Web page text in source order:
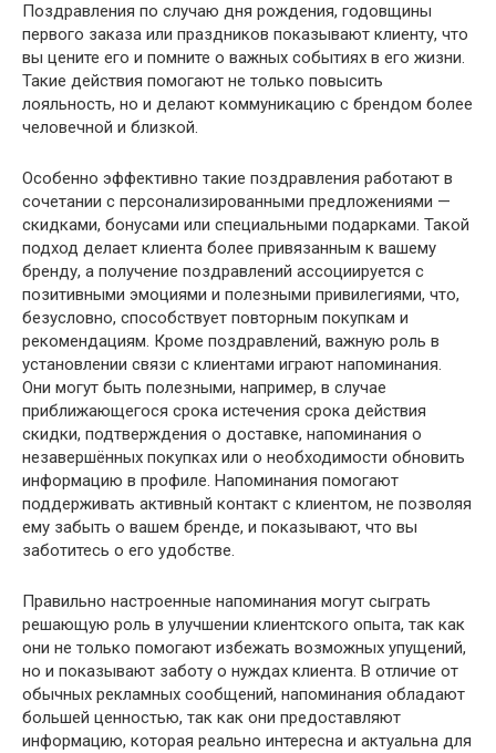
Поздравления по случаю дня рождения, годовщины
первого заказа или праздников показывают клиенту, что
вы цените его и помните о важных событиях в его жизни.
Такие действия помогают не только повысить
лояльность, но и делают коммуникацию с брендом более
человечной и близкой.
Особенно эффективно такие поздравления работают в
сочетании с персонализированными предложениями —
скидками, бонусами или специальными подарками. Такой
подход делает клиента более привязанным к вашему
бренду, а получение поздравлений ассоциируется с
позитивными эмоциями и полезными привилегиями, что,
безусловно, способствует повторным покупкам и
рекомендациям. Кроме поздравлений, важную роль в
установлении связи с клиентами играют напоминания.
Они могут быть полезными, например, в случае
приближающегося срока истечения срока действия
скидки, подтверждения о доставке, напоминания о
незавершённых покупках или о необходимости обновить
информацию в профиле. Напоминания помогают
поддерживать активный контакт с клиентом, не позволяя
ему забыть о вашем бренде, и показывают, что вы
заботитесь о его удобстве.
Правильно настроенные напоминания могут сыграть
решающую роль в улучшении клиентского опыта, так как
они не только помогают избежать возможных упущений,
но и показывают заботу о нуждах клиента. В отличие от
обычных рекламных сообщений, напоминания обладают
большей ценностью, так как они предоставляют
информацию, которая реально интересна и актуальна для